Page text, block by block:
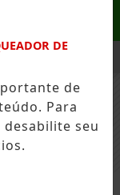
ABERTAS
FECHAR
DE
de
Para
seu